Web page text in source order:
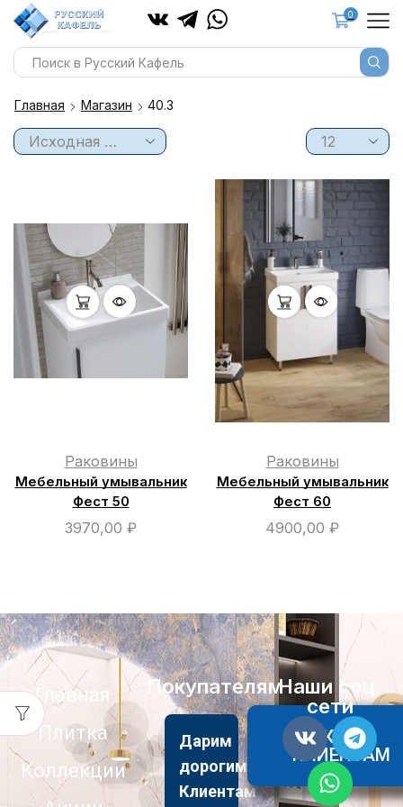
0
Главная Магазин 40.3
Раковины
Мебельный умывальник
Фест 50
3970,00 ₽
Раковины
Мебельный умывальник
Фест 60
4900,00 ₽
Главная
Плитка
Коллекции
Покупателям
Дарим
дорогим
Клиентам
АКЦИИ
КЛИЕНТАМ
Наши соц.
сети